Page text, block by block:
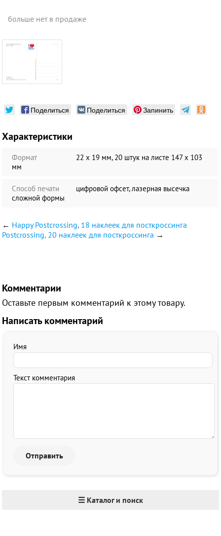
больше нет в продаже
Поделиться Поделиться Запинить
Характеристики
Формат
22 x 19 мм, 20 штук на листе 147 х 103
мм
Способ печати
цифровой офсет, лазерная высечка
сложной формы
← Happy Postcrossing, 18 наклеек для посткроссинга
Postcrossing, 20 наклеек для посткроссинга →
Комментарии
Оставьте первым комментарий к этому товару.
Написать комментарий
Имя
Текст комментария
☰ Каталог и поиск